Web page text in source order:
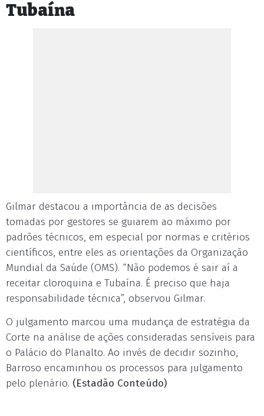
Tubaína
Gilmar destacou a importância de as decisões
tomadas por gestores se guiarem ao máximo por
padrões técnicos, em especial por normas e critérios
científicos, entre eles as orientações da Organização
Mundial da Saúde (OMS). “Não podemos é sair aí a
receitar cloroquina e Tubaína. É preciso que haja
responsabilidade técnica”, observou Gilmar.
O julgamento marcou uma mudança de estratégia da
Corte na análise de ações consideradas sensíveis para
o Palácio do Planalto. Ao invés de decidir sozinho,
Barroso encaminhou os processos para julgamento
pelo plenário. (Estadão Conteúdo)